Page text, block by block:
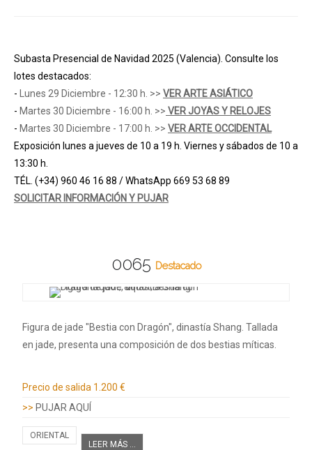
Subasta Presencial de Navidad 2025 (Valencia). Consulte los
lotes destacados:
-
Lunes 29 Diciembre - 12:30 h. >> VER ARTE ASIÁTICO
- Martes 30 Diciembre - 16:00 h. >> VER JOYAS Y RELOJES
- Martes 30 Diciembre - 17:00 h. >> VER ARTE OCCIDENTAL
Exposición lunes a jueves de 10 a 19 h. Viernes y sábados de 10 a
13:30 h.
TÉL. (+34) 960 46 16 88 / WhatsApp 669 53 68 89
SOLICITAR INFORMACIÓN Y PUJAR
0065 Destacado
Figura de jade "Bestia con Dragón", dinastía Shang. Tallada
en jade, presenta una composición de dos bestias míticas.
Precio de salida 1.200 €
>> PUJAR AQUÍ
ORIENTAL
LEER MÁS ...